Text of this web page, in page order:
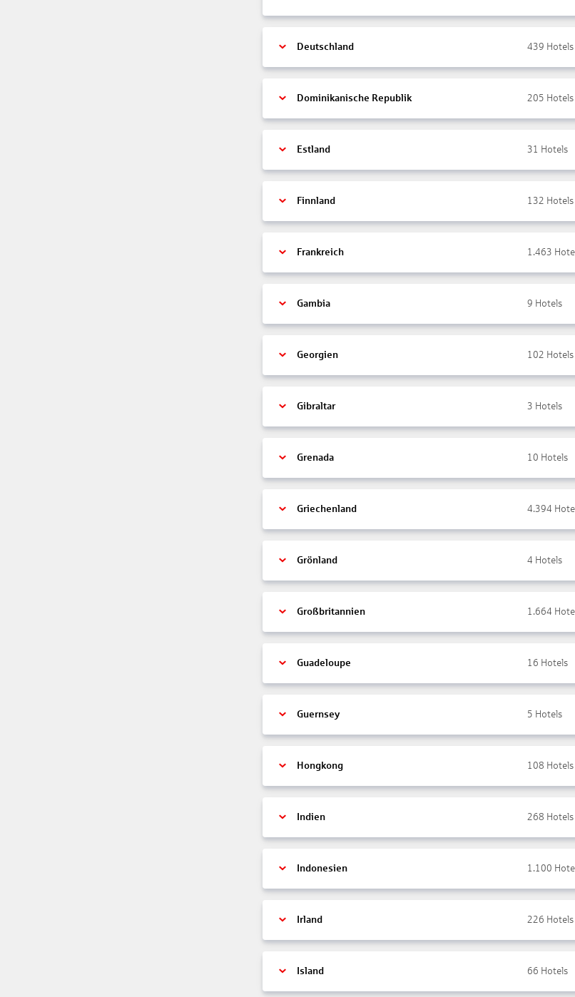
Deutschland 439 Hotels
Dominikanische Republik 205 Hotels
Estland 31 Hotels
Finnland 132 Hotels
Frankreich 1.463
Gambia 9 Hotels
Georgien 102 Hotels
Gibraltar 3 Hotels
Grenada 10 Hotels
Griechenland 4.394
Grönland 4 Hotels
Großbritannien 1.664
Guadeloupe 16 Hotels
Guernsey 5 Hotels
Hongkong 108 Hotels
Indien 268 Hotels
Indonesien 1.100
Irland 226 Hotels
Island 66 Hotels